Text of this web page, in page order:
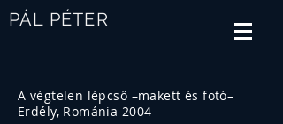
PÁL PÉTER
A végtelen lépcső –makett és fotó–
Erdély, Románia 2004